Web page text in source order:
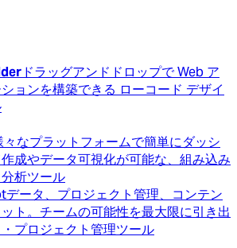
ドラッグアンドドロップで Web ア
ョンを構築できる ローコード デザイ
々なプラットフォームで簡単にダッシ
成やデータ可視化が可能な、組み込み
析ツール
データ、プロジェクト管理、コンテン
ト。チームの可能性を最大限に引き出
プロジェクト管理ツール